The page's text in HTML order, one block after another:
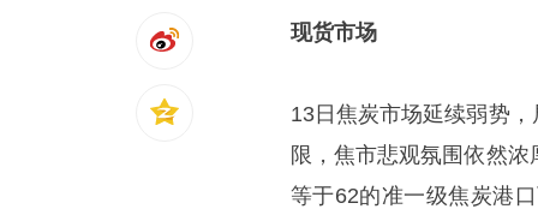
现货市场
13日焦炭市场延续弱势
限，焦市悲观氛围依然
等于62的准一级焦炭港